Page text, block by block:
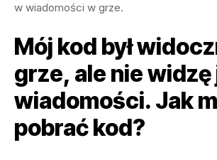
w wiadomości w grze.
Mój kod był
grze, ale nie widzę
wiadomości. Jak
pobrać kod?